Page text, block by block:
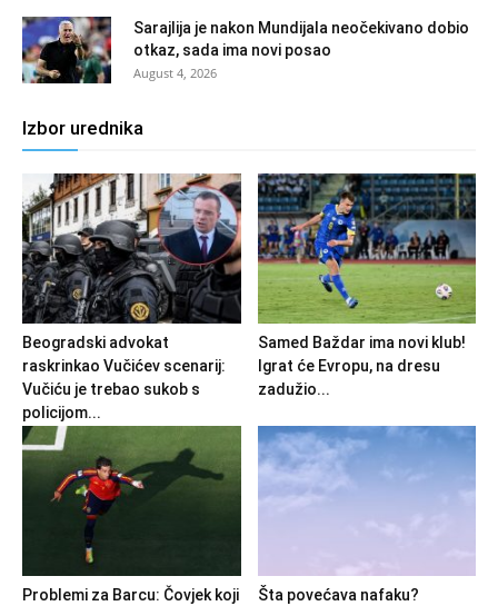
Sarajlija je nakon Mundijala neočekivano dobio
otkaz, sada ima novi posao
August 4, 2026
Izbor urednika
Beogradski advokat
raskrinkao Vučićev scenarij:
Vučiću je trebao sukob s
policijom...
Samed Baždar ima novi klub!
Igrat će Evropu, na dresu
zadužio...
Problemi za Barcu: Čovjek koji
Šta povećava nafaku?